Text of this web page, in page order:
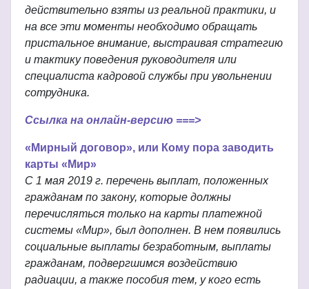
действительно взяты из реальной практики, и
на все эти моменты необходимо обращать
пристальное внимание, выстраивая стратегию
и тактику поведения руководителя или
специалиста кадровой службы при увольнении
сотрудника.
Ссылка на онлайн-версию ===>
«Мирный договор», или Кому пора заводить
карты «Мир»
С 1 мая 2019 г. перечень выплат, положенных
гражданам по закону, которые должны
перечисляться только на карты платежной
системы «Мир», был дополнен. В нем появились
социальные выплаты безработным, выплаты
гражданам, подвергшимся воздействию
радиации, а также пособия тем, у кого есть